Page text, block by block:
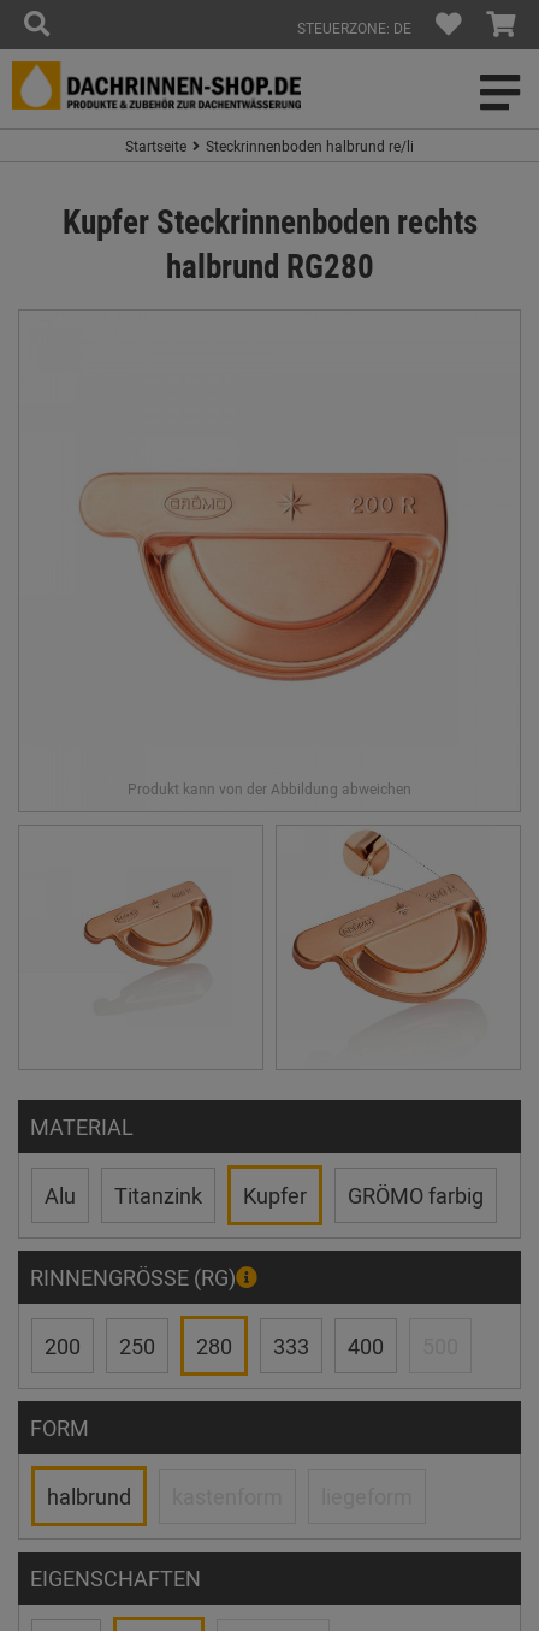
STEUERZONE: DE
Startseite Steckrinnenboden halbrund re/li
Kupfer Steckrinnenboden rechts
halbrund RG280
MATERIAL
Alu Titanzink Kupfer GRÖMO farbig
RINNENGRÖSSE (RG)
200 250 280 333 400
FORM
halbrund
EIGENSCHAFTEN